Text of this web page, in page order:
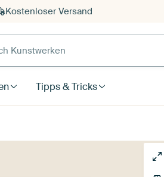
Kostenloser Versand
Kunstwerken
Tipps & Tricks